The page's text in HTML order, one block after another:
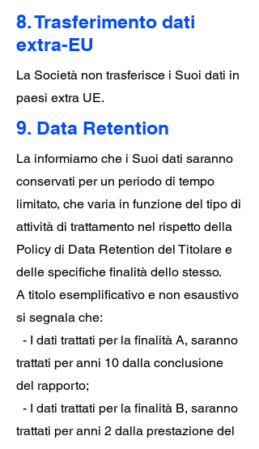
8. Trasferimento dati
extra-EU
La Società non trasferisce i Suoi dati in
paesi extra UE.
9. Data Retention
La informiamo che i Suoi dati saranno
conservati per un periodo di tempo
limitato, che varia in funzione del tipo di
attività di trattamento nel rispetto della
Policy di Data Retention del Titolare e
delle specifiche finalità dello stesso.
A titolo esemplificativo e non esaustivo
si segnala che:
- I dati trattati per la finalità A, saranno
trattati per anni 10 dalla conclusione
del rapporto;
- I dati trattati per la finalità B, saranno
trattati per anni 2 dalla prestazione del